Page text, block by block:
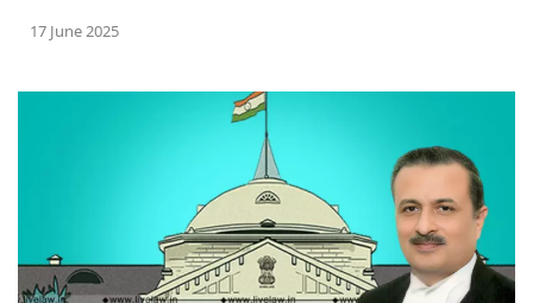
17 June 2025